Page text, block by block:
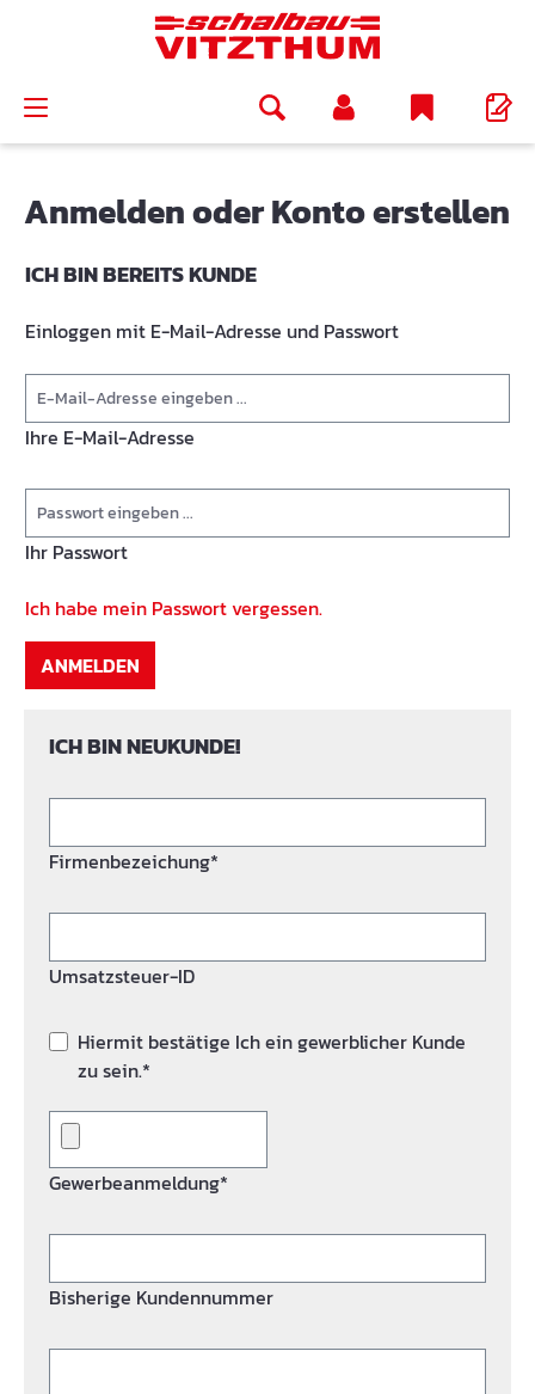
Anmelden oder Konto erstellen
ICH BIN BEREITS KUNDE
Einloggen mit E-Mail-Adresse und Passwort
Ihre E-Mail-Adresse
Ihr Passwort
Ich habe mein Passwort vergessen.
ANMELDEN
ICH BIN NEUKUNDE!
Firmenbezeichung*
Umsatzsteuer-ID
Hiermit bestätige Ich ein gewerblicher Kunde
zu sein.*
Gewerbeanmeldung*
Bisherige Kundennummer